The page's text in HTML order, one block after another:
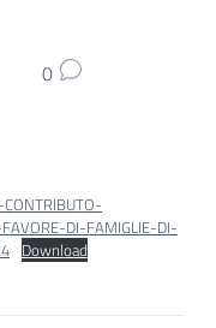
0
DI-FAMIGLIE-DI-
Download